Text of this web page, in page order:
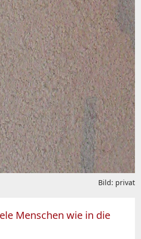
Bild: privat
Menschen wie in die